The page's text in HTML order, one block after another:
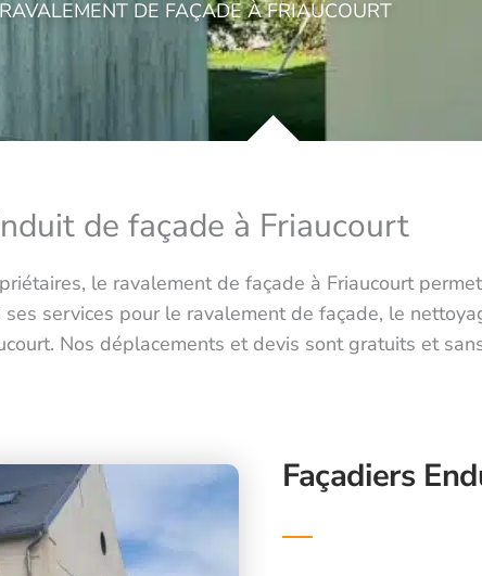
RAVALEMENT DE FAÇADE À FRIAUCOURT
de façade à Friaucourt
le ravalement de façade à Friaucourt
services pour le ravalement de façade, le
Nos déplacements et devis sont gratuits et
Façadiers